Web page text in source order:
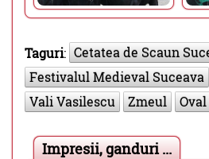
Taguri: Cetatea de Scaun
Festivalul Medieval Suceava
Vali Vasilescu
Zmeul
Impresii, ganduri ...